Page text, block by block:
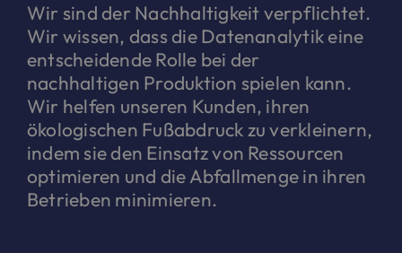
Wir sind der Nachhaltigkeit verpflichtet.
Wir wissen, dass die Datenanalytik eine
entscheidende Rolle bei der
nachhaltigen Produktion spielen kann.
Wir helfen unseren Kunden, ihren
ökologischen Fußabdruck zu verkleinern,
indem sie den Einsatz von Ressourcen
optimieren und die Abfallmenge in ihren
Betrieben minimieren.